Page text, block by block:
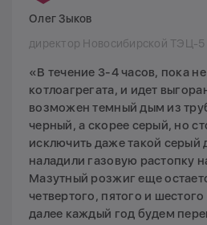
Олег Зыков
директор Новосибирской ТЭЦ-5
«В течение 3-4 часов, пока
котлоагрегата, и идет
возможен темный дым из
черный, а скорее серый, но
исключить даже такой серый
наладили газовую растопку
Мазутный розжиг еще
четвертого, пятого и
далее каждый год будем